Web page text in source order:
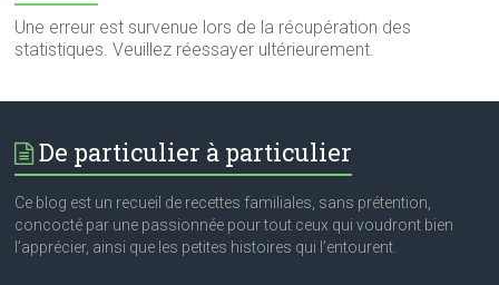
Une erreur est survenue lors de la récupération des
statistiques. Veuillez réessayer ultérieurement.
De particulier à particulier
Ce blog est un recueil de recettes familiales, sans prétention,
concocté par une passionnée pour tout ceux qui voudront bien
l’apprécier, ainsi que les petites histoires qui l’entourent.